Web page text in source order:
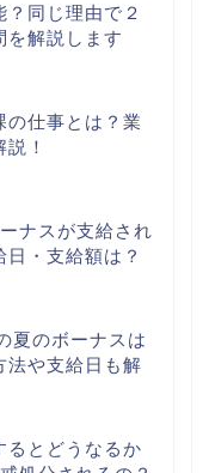
同じ理由で２
を解説します
の仕事とは？業
！
ナスが支給され
・支給額は？
夏のボーナスは
法や支給日も解
るとどうなるか